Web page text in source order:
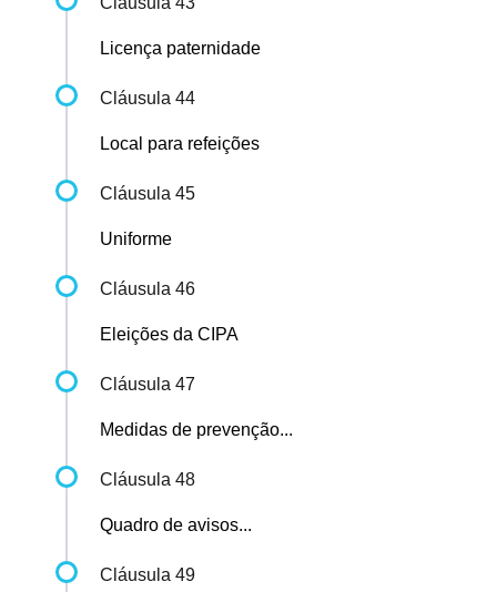
Licença paternidade
Cláusula 44
Local para refeições
Cláusula 45
Uniforme
Cláusula 46
Eleições da CIPA
Cláusula 47
Medidas de prevenção...
Cláusula 48
Quadro de avisos...
Cláusula 49